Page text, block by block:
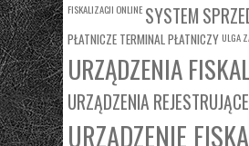
FISKALIZACJI ONLINE SYSTEM
PŁATNICZE TERMINAL PŁATNICZY ULGA
URZĄDZENIA
URZĄDZENIA REJESTRUJĄCE
URZĄDZENIE